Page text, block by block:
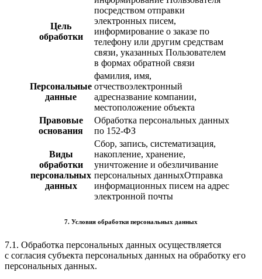
Цель
обработки
посредством отправки
электронных писем,
информирование о заказе по
телефону или другим средствам
связи, указанных Пользователем
в формах обратной связи
Персональные
данные
фамилия, имя,
отчествоэлектронный
адресназвание компании,
местоположение объекта
Правовые
основания
Обработка персональных данных
по 152-ФЗ
Виды
обработки
персональных
данных
Сбор, запись, систематизация,
накопление, хранение,
уничтожение и обезличивание
персональных данныхОтправка
информационных писем на адрес
электронной почты
7. Условия обработки персональных данных
7.1. Обработка персональных данных осуществляется
с согласия субъекта персональных данных на обработку его
персональных данных.